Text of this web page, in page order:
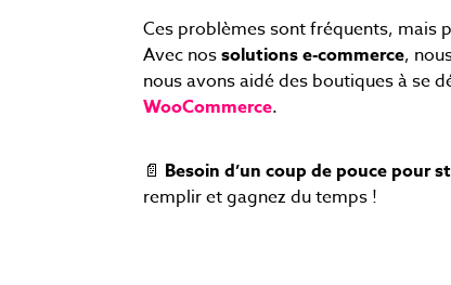
Ces problèmes sont fréquents, mais
Avec nossolutions e-commerce,
nous avons aidé des boutiques à se
WooCommerce.
📄 Besoin d’un coup de pouce pour
remplir et gagnez du temps !